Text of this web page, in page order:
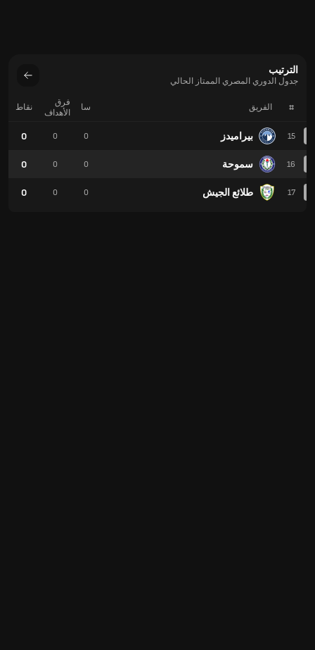
الترتيب
جدول الدوري المصري الممتاز الحالي
# الفريق
15 بيراميدز
16 سموحة
17 طلائع الجيش
سا
فرق
الأهداف
نقاط
0
0
0
0
0
0
0
0
0